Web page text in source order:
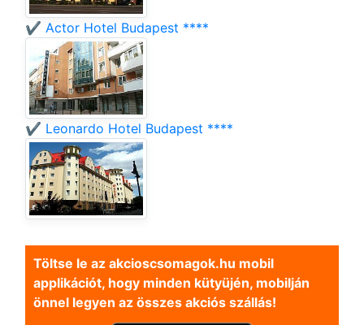
✔️ Actor Hotel Budapest ****
✔️ Leonardo Hotel Budapest ****
Töltse le az akcioscsomagok.hu mobil
applikációt, hogy minden kütyüjén, mobilján
önnel legyen az összes akciós szállás!